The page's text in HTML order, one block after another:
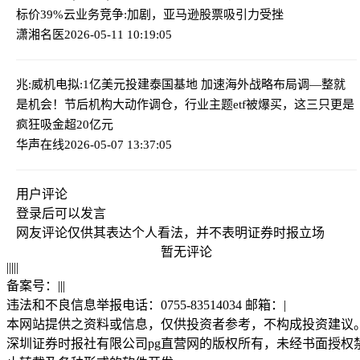
标价39%云业务竞争:加剧，亚马逊股票吸引力受挫
潇湘名医2026-05-11 10:19:05
兆:威机电拟:1亿美元投建泰国基地 加速海外战略布局调—整就
是机会！节后机构大动作调仓，行业主题etf被爆买，这三只更是
疯狂吸金超20亿元
华声在线2026-05-07 13:37:05
用户评论
登录后可以发言
网友评论仅供其表达个人看法，并不表明证券时报立场
暂无评论
|||||
备案号： |||
违法和不良信息举报电话：0755-83514034 邮箱： |
本网站提供之资料或信息，仅供投资者参考，不构成投资建议
深圳证券时报社有限公司pg直营网的版权所有，未经书面授权